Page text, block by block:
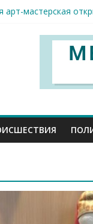
арт-мастерская
похитили
принимают